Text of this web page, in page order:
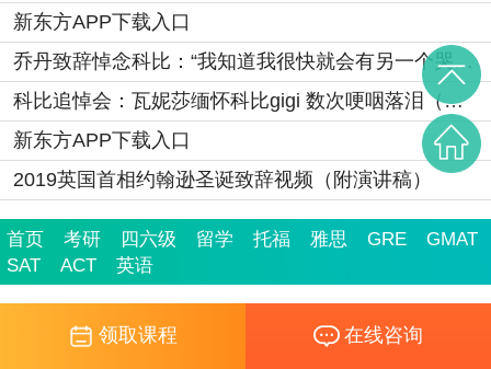
新东方APP下载入口
乔丹致辞悼念科比：“我知道我很快就会有另一个哭泣的表情包了
科比追悼会：瓦妮莎缅怀科比gigi 数次哽咽落泪（视频）
新东方APP下载入口
2019英国首相约翰逊圣诞致辞视频（附演讲稿）
首页 考研 四六级 留学 托福 雅思 GRE
GMAT
SAT
ACT 英语
领取课程 在线咨询